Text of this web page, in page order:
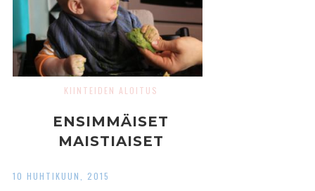
KIINTEIDEN ALOITUS
ENSIMMÄISET
MAISTIAISET
10 HUHTIKUUN, 2015